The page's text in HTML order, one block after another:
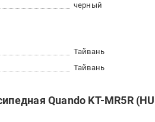
черный
Тайвань
Тайвань
Quando KT-MR5R